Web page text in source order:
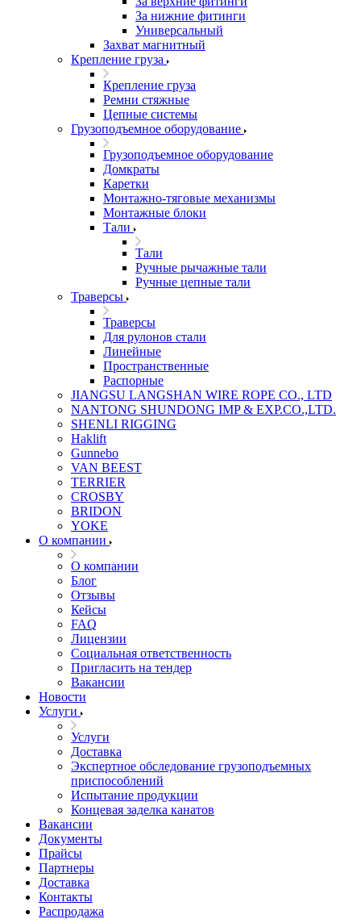
За нижние фитинги
Универсальный
Захват магнитный
Крепление груза
Крепление груза
Ремни стяжные
Цепные системы
Грузоподъемное оборудование
Грузоподъемное оборудование
Домкраты
Каретки
Монтажно-тяговые механизмы
Монтажные блоки
Тали
Тали
Ручные рычажные тали
Ручные цепные тали
Траверсы
Траверсы
Для рулонов стали
Линейные
Пространственные
Распорные
JIANGSU LANGSHAN WIRE ROPE CO., LTD
NANTONG SHUNDONG IMP & EXP.CO.,LTD.
SHENLI RIGGING
Haklift
Gunnebo
VAN BEEST
TERRIER
CROSBY
BRIDON
YOKE
О компании
О компании
Блог
Отзывы
Кейсы
FAQ
Лицензии
Социальная ответственность
Пригласить на тендер
Вакансии
Новости
Услуги
Услуги
Доставка
Экспертное обследование грузоподъемных
приспособлений
Испытание продукции
Концевая заделка канатов
Вакансии
Документы
Прайсы
Партнеры
Доставка
Контакты
Распродажа